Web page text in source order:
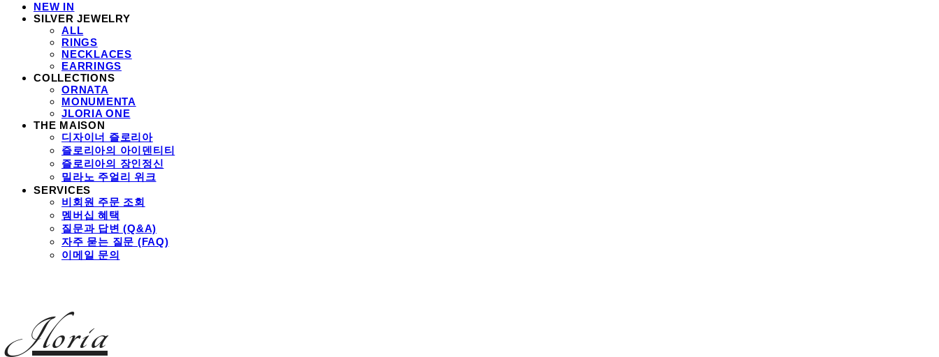
NEW IN
SILVER JEWELRY
ALL
RINGS
NECKLACES
EARRINGS
COLLECTIONS
ORNATA
MONUMENTA
JLORIA ONE
THE MAISON
디자이너 즐로리아
즐로리아의 아이덴티티
즐로리아의 장인정신
밀라노 주얼리 위크
SERVICES
비회원 주문 조회
멤버십 혜택
질문과 답변 (Q&A)
자주 묻는 질문 (FAQ)
이메일 문의
Jloria